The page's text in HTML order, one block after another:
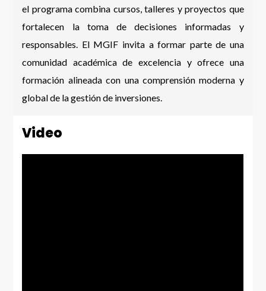
el programa combina cursos, talleres y proyectos que
fortalecen la toma de decisiones informadas y
responsables. El MGIF invita a formar parte de una
comunidad académica de excelencia y ofrece una
formación alineada con una comprensión moderna y
global de la gestión de inversiones.
Video